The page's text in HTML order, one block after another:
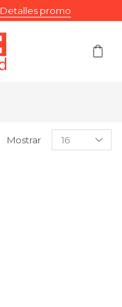
Detalles promo
Mostrar